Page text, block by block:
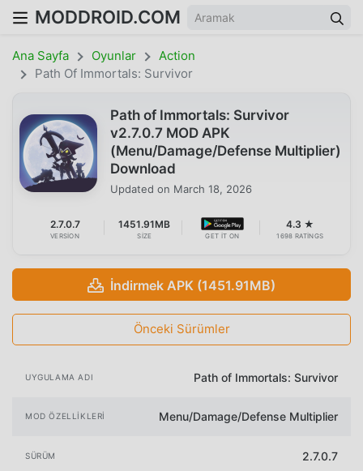
MODDROID.COM
Ana Sayfa Oyunlar
Action
Path Of Immortals: Survivor
Path of Immortals: Survivor
v2.7.0.7 MOD APK
(Menu/Damage/Defense Multiplier)
Download
Updated on March 18, 2026
2.7.0.7
VERSION
1451.91MB
SIZE GET IT ON
4.3 ★
1698 RATINGS
İndirmek APK (1451.91MB)
Önceki Sürümler
UYGULAMA ADI Path of Immortals: Survivor
MOD ÖZELLIKLERI Menu/Damage/Defense Multiplier
SÜRÜM 2.7.0.7